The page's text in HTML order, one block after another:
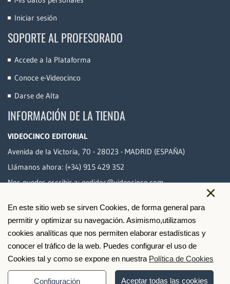
×
En este sitio web se sirven Cookies, de forma general para
permitir y optimizar su navegación. Asimismo,utilizamos
cookies analíticas que nos permiten elaborar estadísticas y
conocer el tráfico de la web. Puedes configurar el uso de
Cookies tal y como se expone en nuestra Política de Cookies
Configuración Aceptar todas las cookies
Iniciar sesión
SOPORTE AL PROFESORADO
Accede a la Plataforma
Conoce e-Videocinco
Darse de Alta
INFORMACIÓN DE LA TIENDA
VIDEOCINCO EDITORIAL
Avenida de la Victoria, 70 - 28023 - MADRID (ESPAÑA)
Llámanos ahora: (+34) 915 429 352
Nos puedes escribir a:pedidos@videocinco.com
PAGO SEGURO